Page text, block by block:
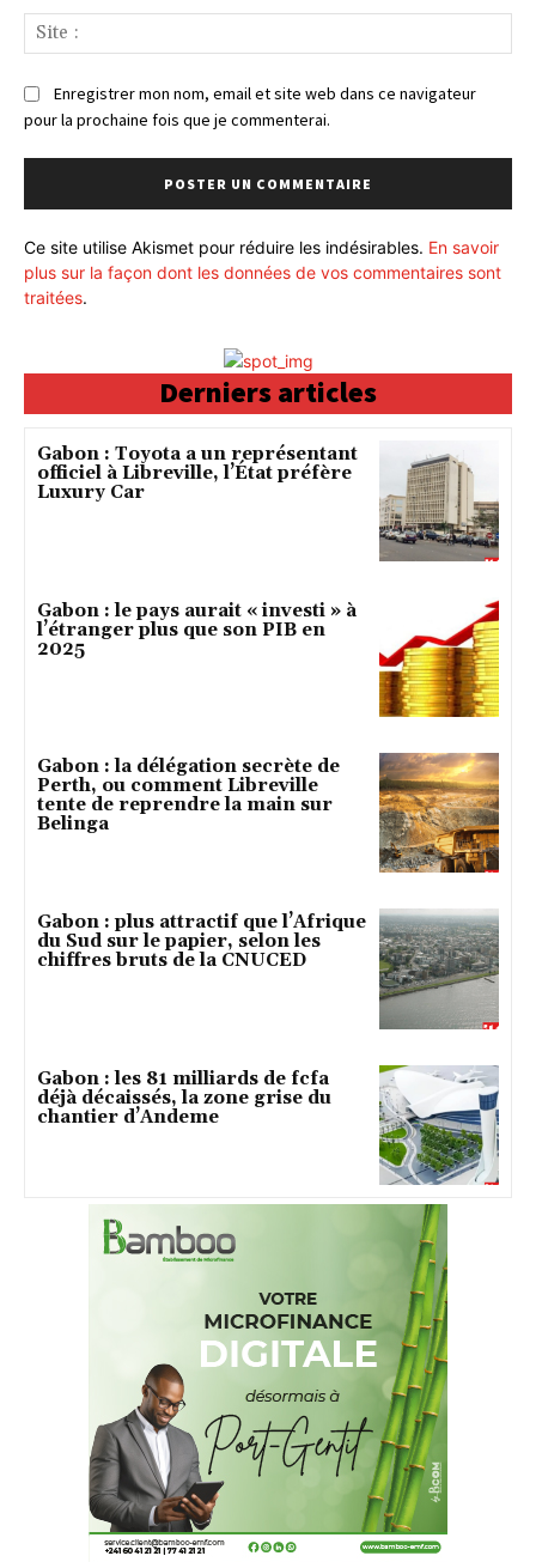
:
Enregistrer mon nom, email et site web dans ce navigateur
pour la prochaine fois que je commenterai.
Ce site utilise Akismet pour réduire les indésirables. En savoir
plus sur la façon dont les données de vos commentaires sont
traitées.
Derniers articles
Gabon : Toyota a un représentant
officiel à Libreville, l’État préfère
Luxury Car
Gabon : le pays aurait « investi » à
l’étranger plus que son PIB en
2025
Gabon : la délégation secrète de
Perth, ou comment Libreville
tente de reprendre la main sur
Belinga
Gabon : plus attractif que l’Afrique
du Sud sur le papier, selon les
chiffres bruts de la CNUCED
Gabon : les 81 milliards de fcfa
déjà décaissés, la zone grise du
chantier d’Andeme